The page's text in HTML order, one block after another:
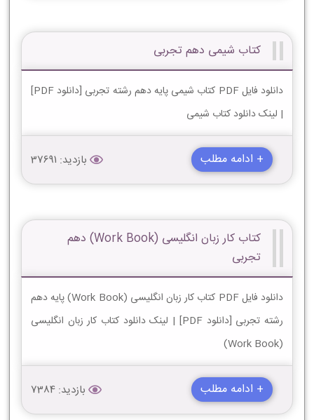
کتاب شیمی دهم تجربی
دانلود فایل PDF کتاب شیمی پایه دهم رشته تجربی [دانلود PDF]
| لینک دانلود کتاب شیمی
+ ادامه مطلب بازدید: 37691
کتاب کار زبان انگلیسی (Work Book) دهم
تجربی
دانلود فایل PDF کتاب کار زبان انگلیسی (Work Book) پایه دهم
رشته تجربی [دانلود PDF] | لینک دانلود کتاب کار زبان انگلیسی
(Work Book)
+ ادامه مطلب بازدید: 7384